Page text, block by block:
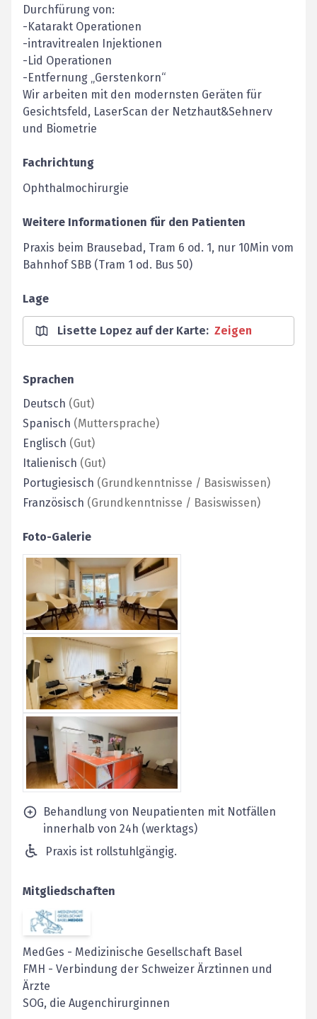
Durchfürung von:
-Katarakt Operationen
-intravitrealen Injektionen
-Lid Operationen
-Entfernung „Gerstenkorn“
Wir arbeiten mit den modernsten Geräten für
Gesichtsfeld, LaserScan der Netzhaut&Sehnerv
und Biometrie
Fachrichtung
Ophthalmochirurgie
Weitere Informationen für den Patienten
Praxis beim Brausebad, Tram 6 od. 1, nur 10Min vom
Bahnhof SBB (Tram 1 od. Bus 50)
Lage
Lisette Lopez auf der Karte: Zeigen
Sprachen
Deutsch (Gut)
Spanisch (Muttersprache)
Englisch (Gut)
Italienisch (Gut)
Portugiesisch (Grundkenntnisse / Basiswissen)
Französisch (Grundkenntnisse / Basiswissen)
Foto-Galerie
Behandlung von Neupatienten mit Notfällen
innerhalb von 24h (werktags)
Praxis ist rollstuhlgängig.
Mitgliedschaften
MedGes - Medizinische Gesellschaft Basel
FMH - Verbindung der Schweizer Ärztinnen und
Ärzte
SOG, die Augenchirurginnen